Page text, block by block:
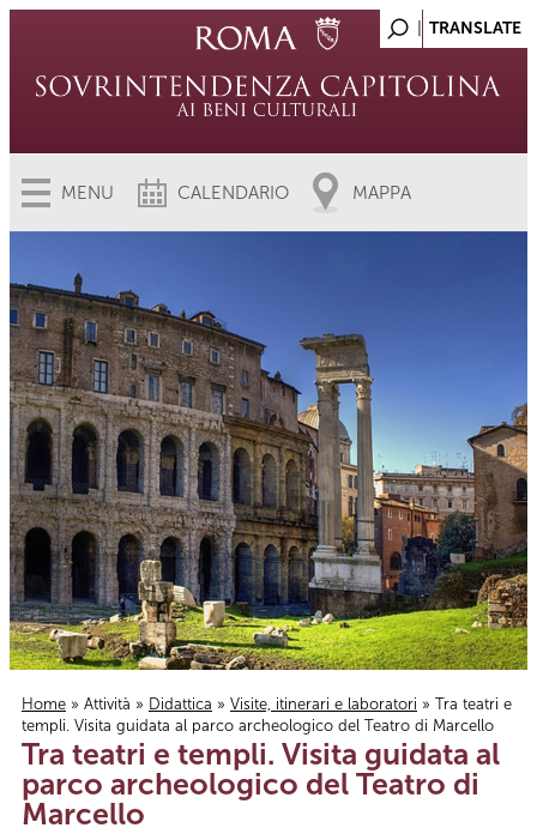
MENU CALENDARIO MAPPA
Tu sei qui
Home » Attività » Didattica » Visite, itinerari e laboratori » Tra teatri e
templi. Visita guidata al parco archeologico del Teatro di Marcello
Tra teatri e templi. Visita guidata al
parco archeologico del Teatro di
Marcello